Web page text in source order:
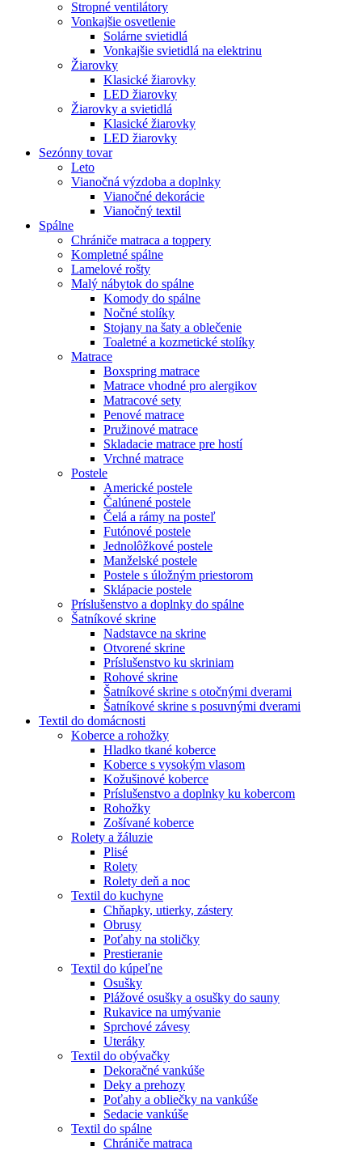
Stropné ventilátory
Vonkajšie osvetlenie
Solárne svietidlá
Vonkajšie svietidlá na elektrinu
Žiarovky
Klasické žiarovky
LED žiarovky
Žiarovky a svietidlá
Klasické žiarovky
LED žiarovky
Sezónny tovar
Leto
Vianočná výzdoba a doplnky
Vianočné dekorácie
Vianočný textil
Spálne
Chrániče matraca a toppery
Kompletné spálne
Lamelové rošty
Malý nábytok do spálne
Komody do spálne
Nočné stolíky
Stojany na šaty a oblečenie
Toaletné a kozmetické stolíky
Matrace
Boxspring matrace
Matrace vhodné pro alergikov
Matracové sety
Penové matrace
Pružinové matrace
Skladacie matrace pre hostí
Vrchné matrace
Postele
Americké postele
Čalúnené postele
Čelá a rámy na posteľ
Futónové postele
Jednolôžkové postele
Manželské postele
Postele s úložným priestorom
Sklápacie postele
Príslušenstvo a doplnky do spálne
Šatníkové skrine
Nadstavce na skrine
Otvorené skrine
Príslušenstvo ku skriniam
Rohové skrine
Šatníkové skrine s otočnými dverami
Šatníkové skrine s posuvnými dverami
Textil do domácnosti
Koberce a rohožky
Hladko tkané koberce
Koberce s vysokým vlasom
Kožušinové koberce
Príslušenstvo a doplnky ku kobercom
Rohožky
Zošívané koberce
Rolety a žáluzie
Plisé
Rolety
Rolety deň a noc
Textil do kuchyne
Chňapky, utierky, zástery
Obrusy
Poťahy na stoličky
Prestieranie
Textil do kúpeľne
Osušky
Plážové osušky a osušky do sauny
Rukavice na umývanie
Sprchové závesy
Uteráky
Textil do obývačky
Dekoračné vankúše
Deky a prehozy
Poťahy a obliečky na vankúše
Sedacie vankúše
Textil do spálne
Chrániče matraca